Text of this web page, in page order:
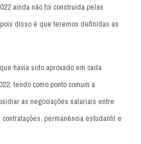
ainda não foi construída pelas
disso é que teremos definidas as
havia sido aprovado em cada
tendo como ponto comum a
as negociações salariais entre
permanência estudantil e